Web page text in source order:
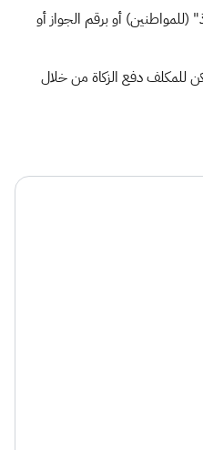
أو برقم الجواز أو
للمكلف دفع الزكاة من خلال